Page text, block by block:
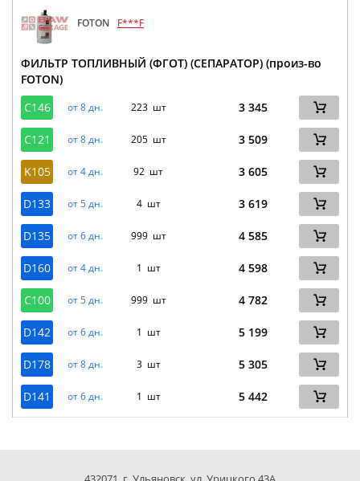
FOTON F***F
ФИЛЬТР ТОПЛИВНЫЙ (ФГОТ) (СЕПАРАТОР) (произ-во
FOTON)
C146
от 8 дн. 223 шт 3 345
C121 от 8 дн. 205 шт 3 509
K105 от 4 дн. 92 шт 3 605
D133 от 5 дн. 4 шт 3 619
D135 от 6 дн. 999 шт 4 585
D160 от 4 дн. 1 шт 4 598
C100 от 5 дн. 999 шт 4 782
D142 от 6 дн. 1 шт 5 199
D178 от 8 дн. 3 шт 5 305
D141 от 6 дн. 1 шт 5 442